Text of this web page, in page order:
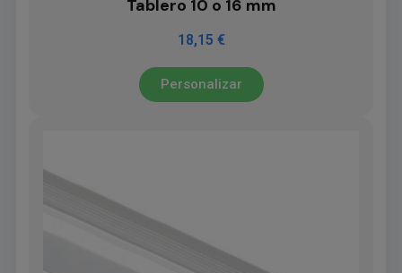
Tablero 10 o 16 mm
18,15 €
Personalizar